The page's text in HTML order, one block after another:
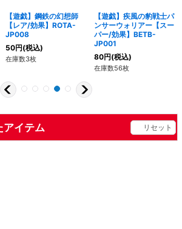
【遊戯】鋼鉄の幻想師
【レア/効果】ROTA-
JP008
50円(税込)
在庫数3枚
【遊戯】疾風の豹戦士パ
ンサーウォリアー【スー
パー/効果】BETB-
JP001
80円(税込)
在庫数56枚
アイテム リセット